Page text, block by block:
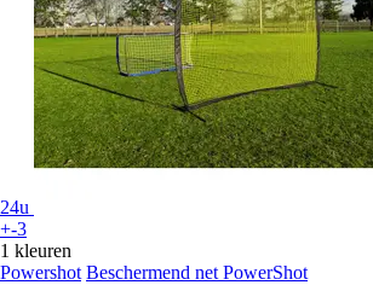
24u
+-3
1 kleuren
Powershot Beschermend net PowerShot